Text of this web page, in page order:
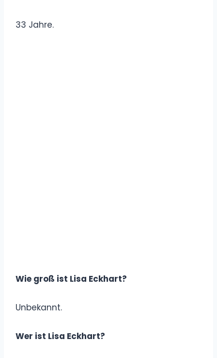
33 Jahre.
Wie groß ist Lisa Eckhart?
Unbekannt.
Wer ist Lisa Eckhart?